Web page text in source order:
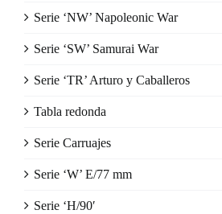
Serie ‘NW’ Napoleonic War
Serie ‘SW’ Samurai War
Serie ‘TR’ Arturo y Caballeros
Tabla redonda
Serie Carruajes
Serie ‘W’ E/77 mm
Serie ‘H/90′